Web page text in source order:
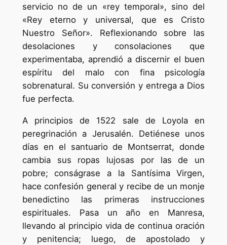
servicio no de un «rey temporal», sino del
«Rey eterno y universal, que es Cristo
Nuestro Señor». Reflexionando sobre las
desolaciones y consolaciones que
experimentaba, aprendió a discernir el buen
espíritu del malo con fina psicología
sobrenatural. Su conversión y entrega a Dios
fue perfecta.
A principios de 1522 sale de Loyola en
peregrinación a Jerusalén. Detiénese unos
días en el santuario de Montserrat, donde
cambia sus ropas lujosas por las de un
pobre; conságrase a la Santísima Virgen,
hace confesión general y recibe de un monje
benedictino las primeras instrucciones
espirituales. Pasa un año en Manresa,
llevando al principio vida de continua oración
y penitencia; luego, de apostolado y